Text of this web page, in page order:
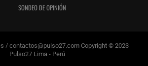
SONDEO DE OPINIÓN
/ contactos@pulso27.com Copyright © 2023
Pulso27 Lima - Perú